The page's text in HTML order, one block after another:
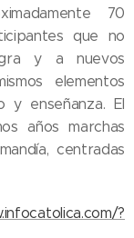
70
que no
y a nuevos
elementos
y enseñanza. El
años marchas
centradas
?
04.08.2026